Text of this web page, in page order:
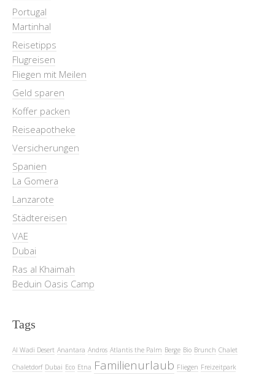
Portugal
Martinhal
Reisetipps
Flugreisen
Fliegen mit Meilen
Geld sparen
Koffer packen
Reiseapotheke
Versicherungen
Spanien
La Gomera
Lanzarote
Städtereisen
VAE
Dubai
Ras al Khaimah
Beduin Oasis Camp
Tags
Al Wadi Desert Anantara Andros Atlantis the Palm Berge Bio Brunch Chalet
Chaletdorf Dubai Eco Etna Familienurlaub Fliegen Freizeitpark